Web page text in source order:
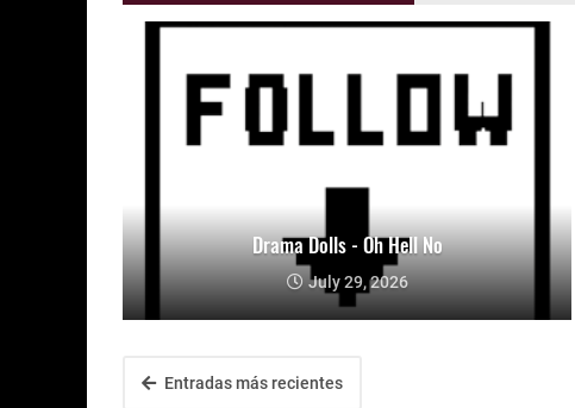
Drama Dolls - Oh Hell No
July 29, 2026
Entradas más recientes